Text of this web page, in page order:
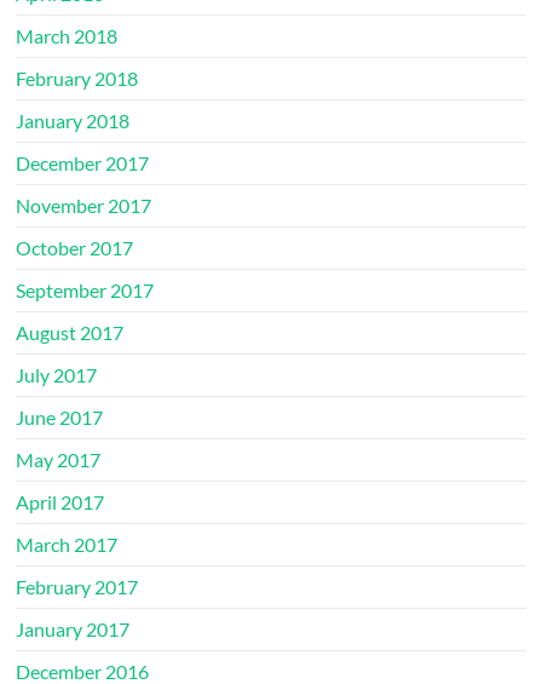
March 2018
February 2018
January 2018
December 2017
November 2017
October 2017
September 2017
August 2017
July 2017
June 2017
May 2017
April 2017
March 2017
February 2017
January 2017
December 2016